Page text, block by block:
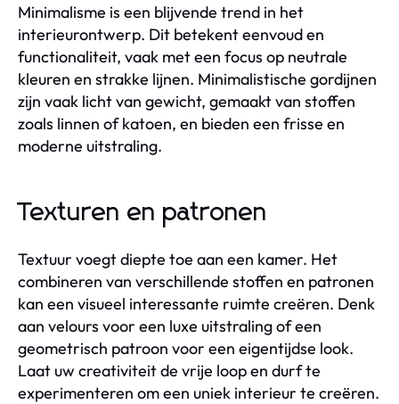
Minimalisme is een blijvende trend in het
interieurontwerp. Dit betekent eenvoud en
functionaliteit, vaak met een focus op neutrale
kleuren en strakke lijnen. Minimalistische gordijnen
zijn vaak licht van gewicht, gemaakt van stoffen
zoals linnen of katoen, en bieden een frisse en
moderne uitstraling.
Texturen en patronen
Textuur voegt diepte toe aan een kamer. Het
combineren van verschillende stoffen en patronen
kan een visueel interessante ruimte creëren. Denk
aan velours voor een luxe uitstraling of een
geometrisch patroon voor een eigentijdse look.
Laat uw creativiteit de vrije loop en durf te
experimenteren om een uniek interieur te creëren.